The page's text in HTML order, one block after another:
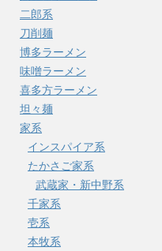
二郎系
刀削麺
博多ラーメン
味噌ラーメン
喜多方ラーメン
坦々麺
家系
インスパイア系
たかさご家系
武蔵家・新中野系
千家系
壱系
本牧系